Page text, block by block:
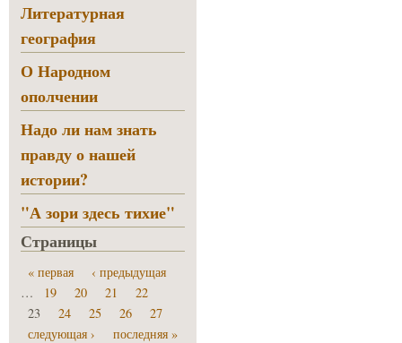
Литературная
география
О Народном
ополчении
Надо ли нам знать
правду о нашей
истории?
"А зори здесь тихие"
Страницы
« первая
‹ предыдущая
…
19 20 21
22
23
24 25 26
27
следующая ›
последняя »